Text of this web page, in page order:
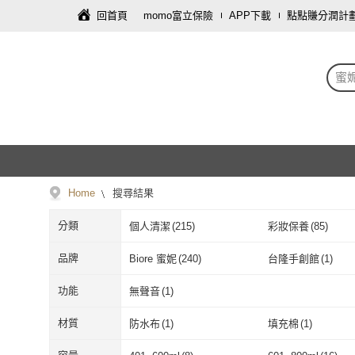
回首頁 momo富立保險 APP下載 點點賺分潤計
蜜
Home 搜尋結果
分類 個人清潔 (215) 彩妝保養(85)
食品飲料(1) 母嬰/童(1)
品牌 Biore 蜜妮(240) 台隆手創館(1)
J&N(2)
Biore 蜜妮
J&N (2 miniMAX 蜜
功能 無聲音(1)
無聲音
材質 防水布(1) 填充棉 (1)